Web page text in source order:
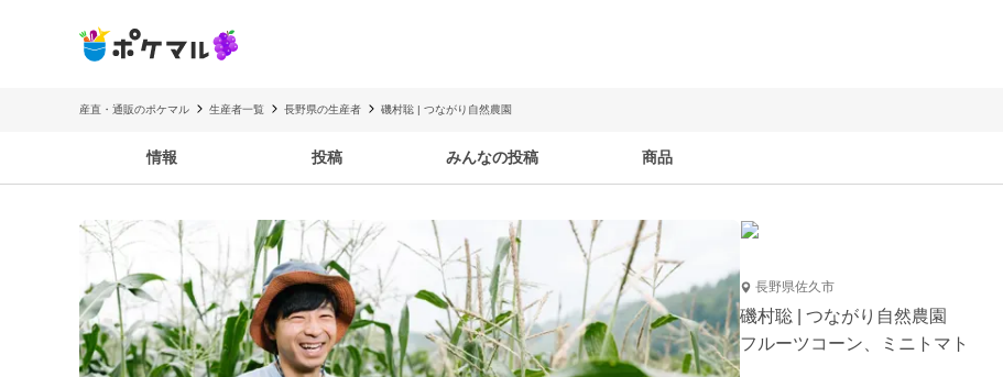
産直・通販のポケマル 生産者一覧 長野県の生産者 磯村聡 | つながり自然農園
情報 投稿 みんなの投稿 商品
長野県佐久市
磯村聡 | つながり自然農園
フルーツコーン、ミニトマト